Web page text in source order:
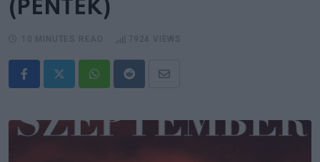
(PÉNTEK)
WhatsappRedditShare
Email